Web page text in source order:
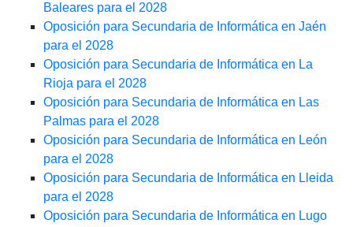
Baleares para el 2028
Oposición para Secundaria de Informática en Jaén
para el 2028
Oposición para Secundaria de Informática en La
Rioja para el 2028
Oposición para Secundaria de Informática en Las
Palmas para el 2028
Oposición para Secundaria de Informática en León
para el 2028
Oposición para Secundaria de Informática en Lleida
para el 2028
Oposición para Secundaria de Informática en Lugo